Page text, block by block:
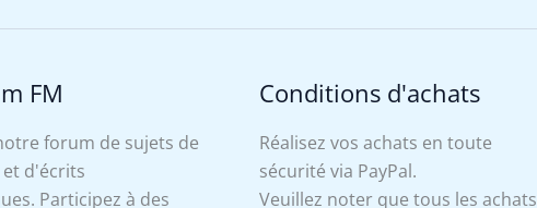
FM
forum de sujets de
d'écrits
Participez à des
Conditions d'achats
Réalisez vos achats en toute
sécurité via PayPal.
Veuillez noter que tous les achats